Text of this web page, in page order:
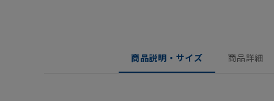
商品説明・サイズ 商品詳細